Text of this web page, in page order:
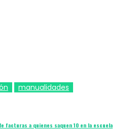
manualidades
facturas a quienes saquen 10 en la escuela